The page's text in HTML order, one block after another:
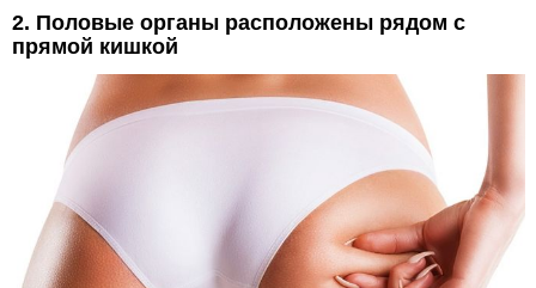
2. Половые органы расположены рядом с
прямой кишкой